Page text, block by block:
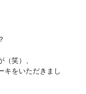
笑）、
キをいただきまし